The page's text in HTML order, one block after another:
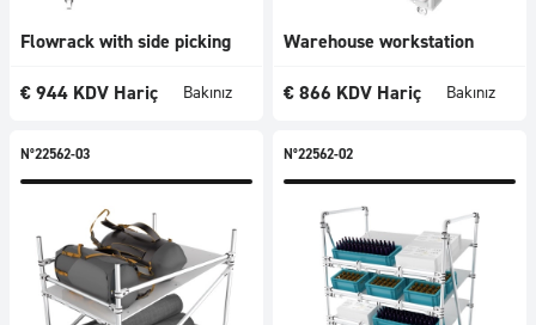
Flowrack with side picking
€ 944 KDV Hariç Bakınız
Warehouse workstation
€ 866 KDV Hariç Bakınız
N°22562-03 N°22562-02